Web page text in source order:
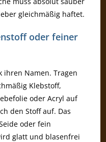
gleichmäßig haftet.
oder feiner
ihren Namen. Tragen
Klebstoff,
oder Acryl auf
den Stoff auf. Das
oder fein
glatt und blasenfrei